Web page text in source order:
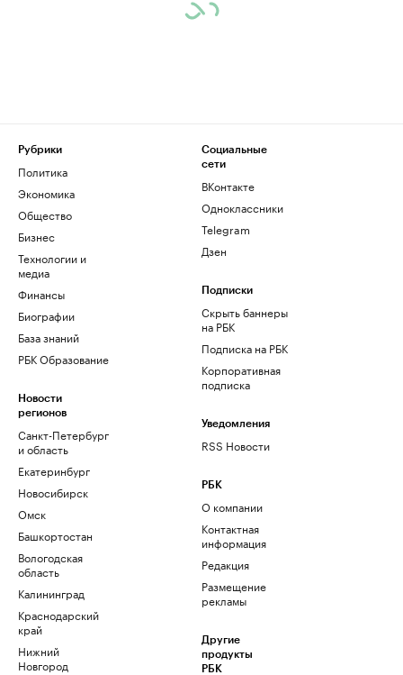
Рубрики
Политика
Экономика
Общество
Бизнес
Технологии и
медиа
Финансы
Биографии
База знаний
РБК Образование
Новости
регионов
Санкт-Петербург
и область
Екатеринбург
Новосибирск
Омск
Башкортостан
Вологодская
область
Калининград
Краснодарский
край
Нижний
Новгород
Социальные
сети
ВКонтакте
Одноклассники
Telegram
Дзен
Подписки
Скрыть баннеры
на РБК
Подписка на РБК
Корпоративная
подписка
Уведомления
RSS Новости
РБК
О компании
Контактная
информация
Редакция
Размещение
рекламы
Другие
продукты
РБК